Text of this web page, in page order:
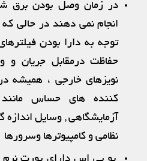
در زمان وصل بودن برق
حفاظت درمقابل جریان و
نویزهای خارجی ، همیشه
كننده های حساس
آزمایشگاهی , وسایل
نظامی و كامپیوترها